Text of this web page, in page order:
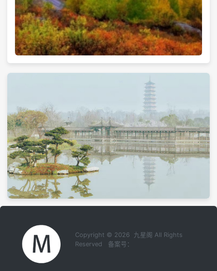
Copyright © 2026 九星阁 All Rights
Reserved 备案号：